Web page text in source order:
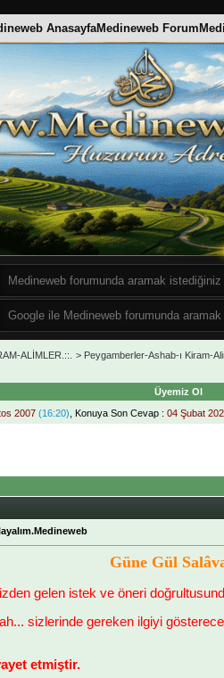
AnasayfaMedineweb Forum
ALİMLER.::. > Peygamberler-Ashab-ı Kiram-
Üyemiz Ol
2007 (16:20) , Konuya Son Cevap : 04 Şubat
Güne Gül
gelen istek ve öneri
sizlerinde gereken ilgiyi
etmiştir.